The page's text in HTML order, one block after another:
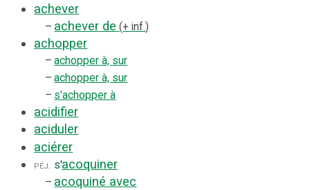
achever
– achever de + inf.
achopper
– achopper à, sur
– achopper à, sur
– s'achopper à
acidifier
aciduler
aciérer
péj. s'acoquiner
– acoquiné avec